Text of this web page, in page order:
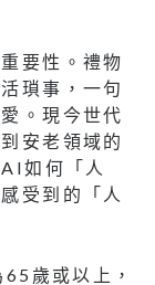
要性。禮物
瑣事，一句
。現今世代
安老領域的
如何「人
受到的「人
歲或以上，